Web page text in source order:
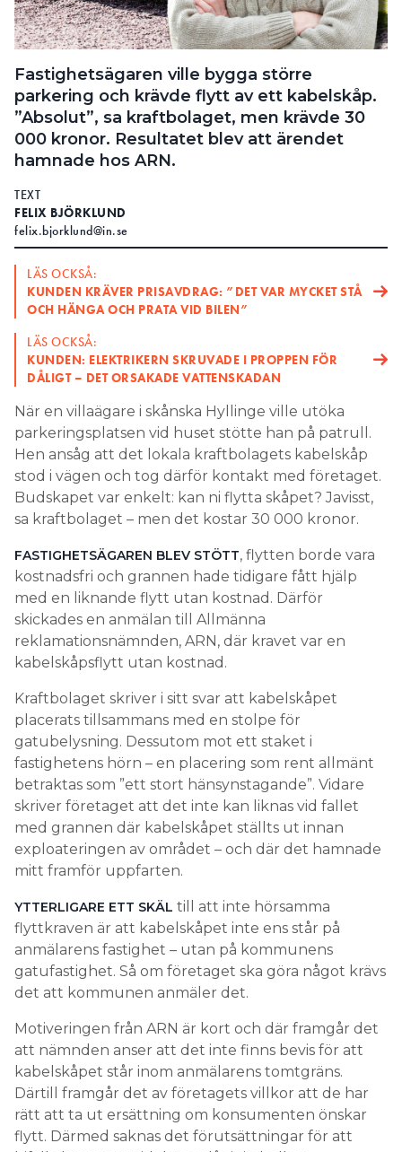
Search for:
SEARCH
Fastighetsägaren ville bygga större
parkering och krävde flytt av ett kabelskåp.
”Absolut”, sa kraftbolaget, men krävde 30
000 kronor. Resultatet blev att ärendet
hamnade hos ARN.
TEXT
FELIX BJÖRKLUND
felix.bjorklund@in.se
LÄS OCKSÅ:
KUNDEN KRÄVER PRISAVDRAG: ”DET VAR MYCKET STÅ
OCH HÄNGA OCH PRATA VID BILEN”
LÄS OCKSÅ:
KUNDEN: ELEKTRIKERN SKRUVADE I PROPPEN FÖR
DÅLIGT – DET ORSAKADE VATTENSKADAN
När en villaägare i skånska Hyllinge ville utöka
parkeringsplatsen vid huset stötte han på patrull.
Hen ansåg att det lokala kraftbolagets kabelskåp
stod i vägen och tog därför kontakt med företaget.
Budskapet var enkelt: kan ni flytta skåpet? Javisst,
sa kraftbolaget – men det kostar 30 000 kronor.
FASTIGHETSÄGAREN BLEV STÖTT, flytten borde vara
kostnadsfri och grannen hade tidigare fått hjälp
med en liknande flytt utan kostnad. Därför
skickades en anmälan till Allmänna
reklamationsnämnden, ARN, där kravet var en
kabelskåpsflytt utan kostnad.
Kraftbolaget skriver i sitt svar att kabelskåpet
placerats tillsammans med en stolpe för
gatubelysning. Dessutom mot ett staket i
fastighetens hörn – en placering som rent allmänt
betraktas som ”ett stort hänsynstagande”. Vidare
skriver företaget att det inte kan liknas vid fallet
med grannen där kabelskåpet ställts ut innan
exploateringen av området – och där det hamnade
mitt framför uppfarten.
YTTERLIGARE ETT SKÄL till att inte hörsamma
flyttkraven är att kabelskåpet inte ens står på
anmälarens fastighet – utan på kommunens
gatufastighet. Så om företaget ska göra något krävs
det att kommunen anmäler det.
Motiveringen från ARN är kort och där framgår det
att nämnden anser att det inte finns bevis för att
kabelskåpet står inom anmälarens tomtgräns.
Därtill framgår det av företagets villkor att de har
rätt att ta ut ersättning om konsumenten önskar
flytt. Därmed saknas det förutsättningar för att